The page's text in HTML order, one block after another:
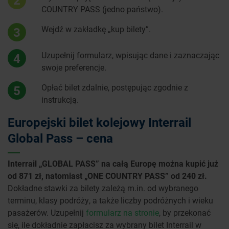
COUNTRY PASS (jedno państwo).
3 Wejdź w zakładkę „kup bilety”.
4
Uzupełnij formularz, wpisując dane i zaznaczając
swoje preferencje.
5
Opłać bilet zdalnie, postępując zgodnie z
instrukcją.
Europejski bilet kolejowy Interrail
Global Pass – cena
Interrail „GLOBAL PASS” na całą Europę można kupić już
od 871 zł, natomiast „ONE COUNTRY PASS” od 240 zł.
Dokładne stawki za bilety zależą m.in. od wybranego
terminu, klasy podróży, a także liczby podróżnych i wieku
pasażerów. Uzupełnij formularz na stronie, by przekonać
się, ile dokładnie zapłacisz za wybrany bilet Interrail w